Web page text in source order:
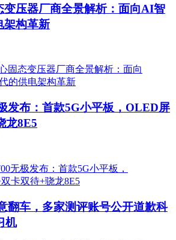
变压器厂商全景解析：面向AI智
架构革新
发布：首款5G小平板，OLED屏
龙8E5
翻车，多家测评账号公开道歉科
机